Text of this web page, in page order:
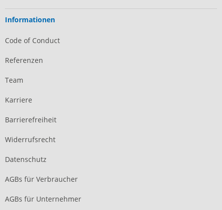
Informationen
Code of Conduct
Referenzen
Team
Karriere
Barrierefreiheit
Widerrufsrecht
Datenschutz
AGBs für Verbraucher
AGBs für Unternehmer